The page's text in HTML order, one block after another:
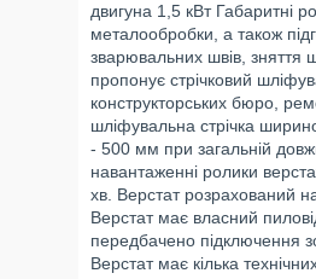
двигуна 1,5 кВт Габаритні
металообробки, а також
зварювальних швів, зняття
пропонує стрічковий
конструкторських бюро,
шліфувальна стрічка
- 500 мм при загальній
навантаженні ролики
хв. Верстат розрахований
Верстат має власний
передбачено підключення
Верстат має кілька